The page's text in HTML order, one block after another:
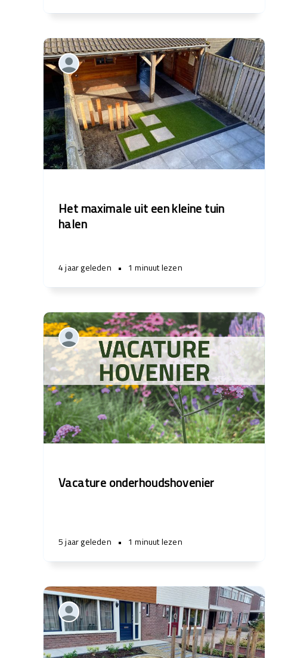
Het maximale uit een kleine tuin
halen
4 jaar geleden • 1 minuut lezen
Vacature onderhoudshovenier
5 jaar geleden • 1 minuut lezen